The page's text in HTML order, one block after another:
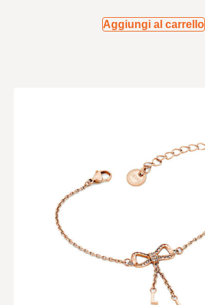
Aggiungi al carrello